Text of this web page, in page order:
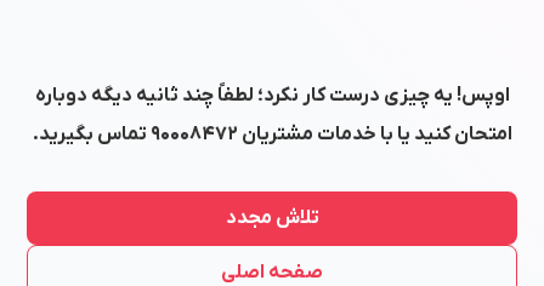
اوپس! یه چیزی درست کار نکرد؛ لطفاً چند ثانیه دیگه دوباره
امتحان کنید یا با خدمات مشتریان ۹۰۰۰۸۴۷۲ تماس بگیرید.
تلاش مجدد
صفحه اصلی